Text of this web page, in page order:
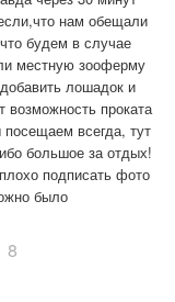
нам обещали
будем в случае
местную зооферму
лошадок и
возможность проката
всегда, тут
большое за отдых!
подписать фото
было
8